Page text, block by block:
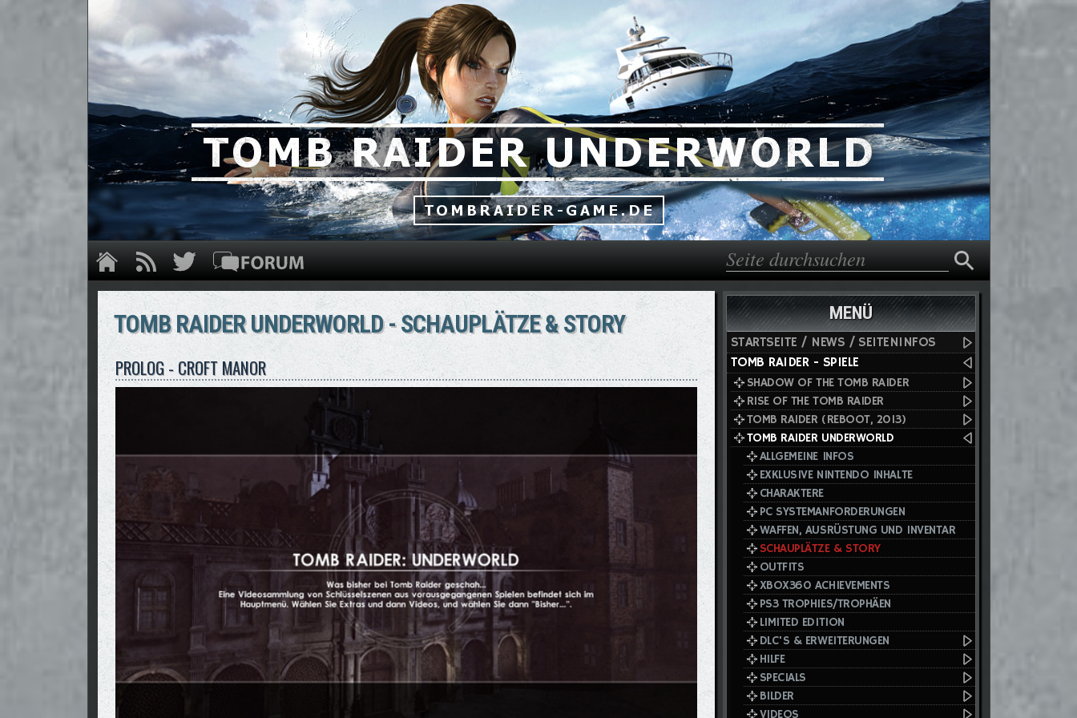
Direkt zum Inhalt
Suchformular
Suche
TOMB RAIDER UNDERWORLD - SCHAUPLÄTZE & STORY
PROLOG - CROFT MANOR
MENÜ
STARTSEITE / NEWS / SEITENINFOS
TOMB RAIDER - SPIELE
SHADOW OF THE TOMB RAIDER
RISE OF THE TOMB RAIDER
TOMB RAIDER (REBOOT, 2013)
TOMB RAIDER UNDERWORLD
ALLGEMEINE INFOS
EXKLUSIVE NINTENDO INHALTE
CHARAKTERE
PC SYSTEMANFORDERUNGEN
WAFFEN, AUSRÜSTUNG UND INVENTAR
SCHAUPLÄTZE & STORY
OUTFITS
XBOX360 ACHIEVEMENTS
PS3 TROPHIES/TROPHÄEN
LIMITED EDITION
DLC'S & ERWEITERUNGEN
HILFE
SPECIALS
BILDER
VIDEOS